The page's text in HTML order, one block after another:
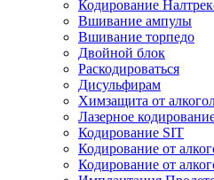
Кодирование
Вшивание ампулы
Вшивание торпедо
Двойной блок
Раскодироваться
Дисульфирам
Химзащита от
Лазерное
Кодирование SIT
Кодирование от
Кодирование от